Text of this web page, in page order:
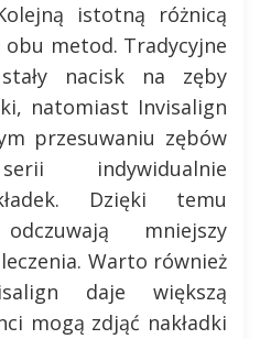
istotną różnicą
obu metod. Tradycyjne
nacisk na zęby
natomiast Invisalign
przesuwaniu zębów
indywidualnie
Dzięki temu
mniejszy
Warto również
daje większą
mogą zdjąć nakładki